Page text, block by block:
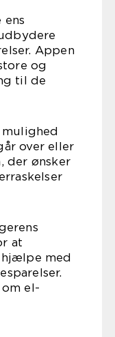
Appen
og
til de
over eller
der ønsker
at
med
el-